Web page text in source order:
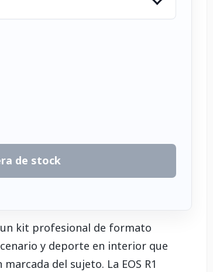
de stock
un kit profesional de formato
y deporte en interior que
del sujeto. La EOS R1